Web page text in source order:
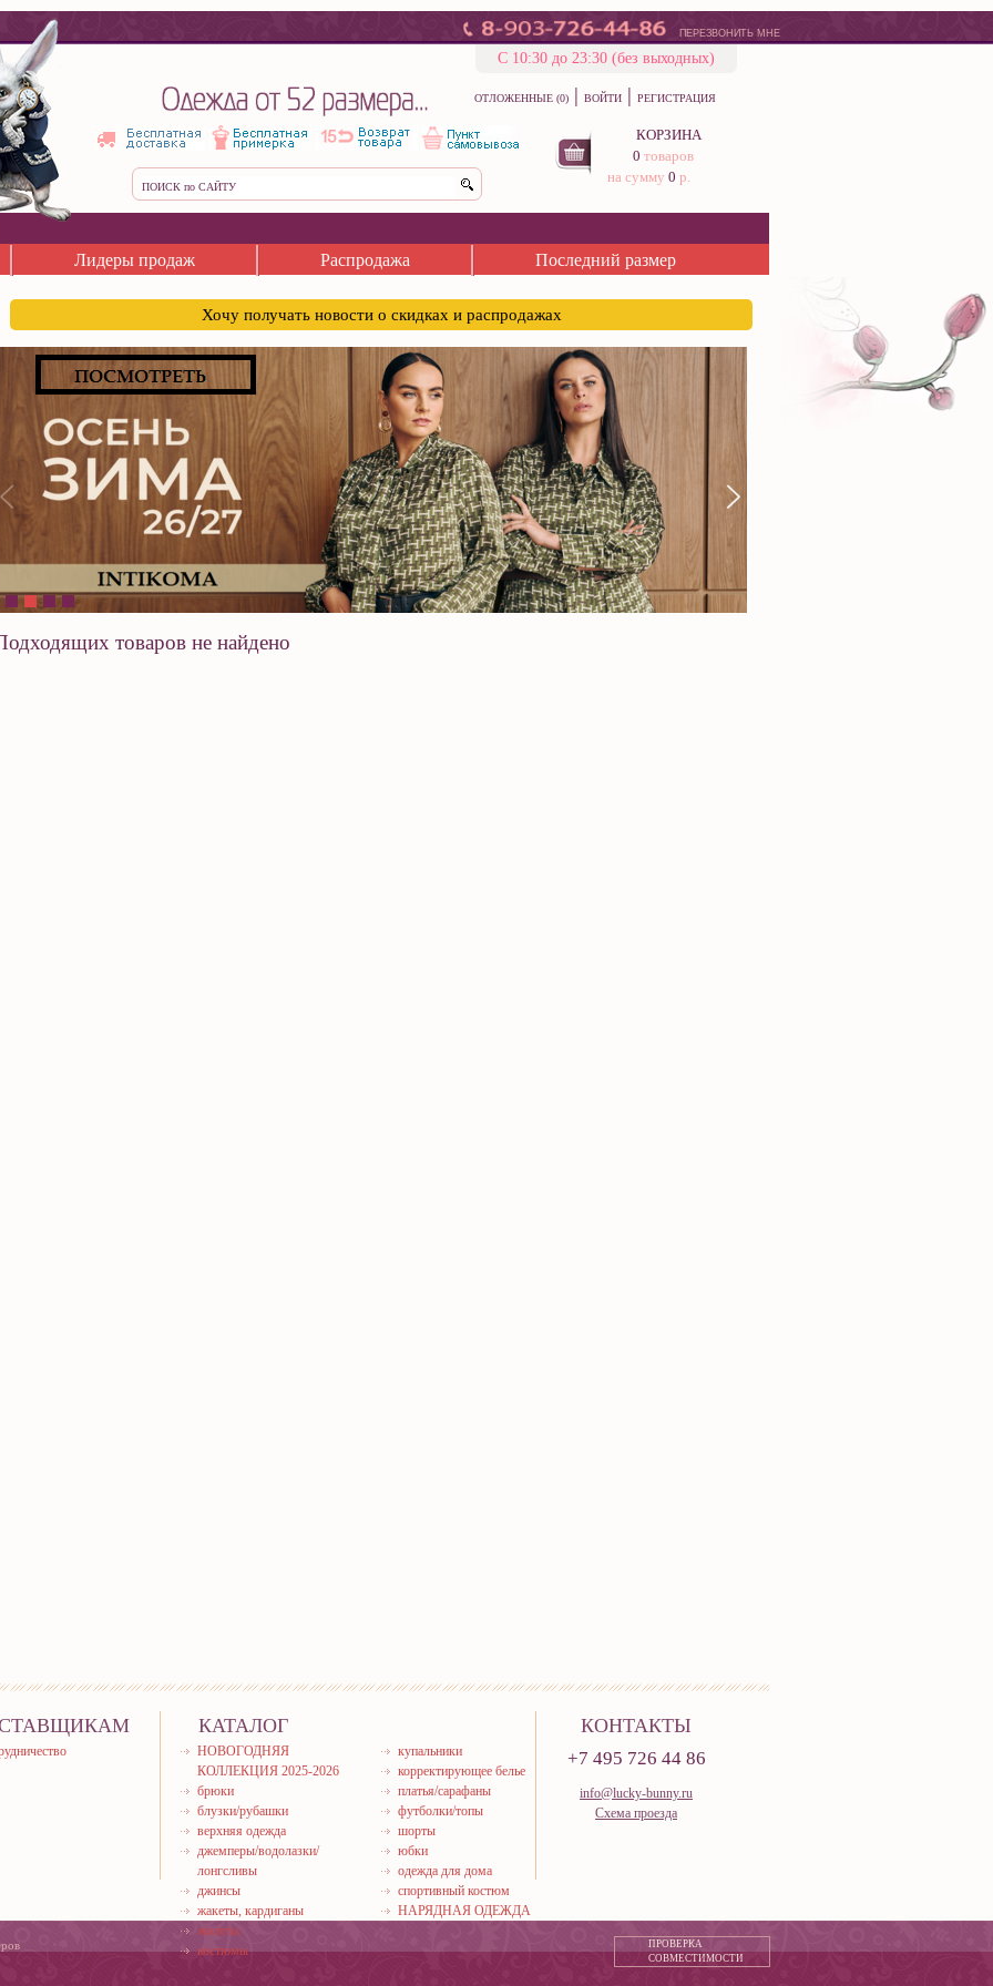
ПЕРЕЗВОНИТЬ МНЕ
С 10:30 до 23:30 (без выходных)
ОТЛОЖЕННЫЕ (0) | ВОЙТИ | РЕГИСТРАЦИЯ
КОРЗИНА
0 товаров
на сумму 0 р.
Лидеры продаж Распродажа Последний размер
Хочу получать новости о скидках и распродажах
товаров не найдено
КАТАЛОГ
НОВОГОДНЯЯ
КОЛЛЕКЦИЯ 2025-2026
брюки
блузки/рубашки
верхняя одежда
джемперы/водолазки/
лонгсливы
джинсы
жакеты, кардиганы
жилеты
костюмы
купальники
корректирующее белье
платья/сарафаны
футболки/топы
шорты
юбки
одежда для дома
спортивный костюм
НАРЯДНАЯ ОДЕЖДА
КОНТАКТЫ
+7 495 726 44 86
info@lucky-bunny.ru
Схема проезда
ПРОВЕРКА
СОВМЕСТИМОСТИ